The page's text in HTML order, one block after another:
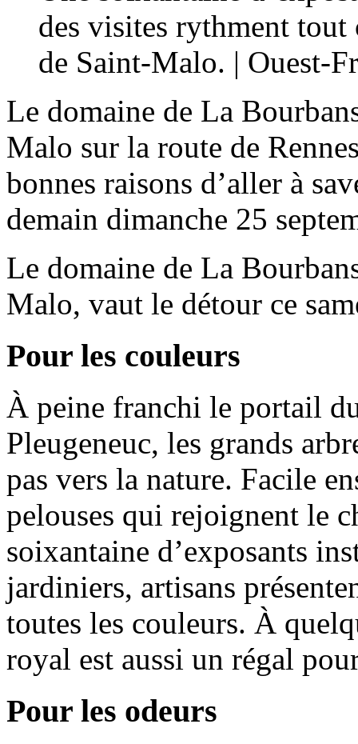
des visites rythment tout
de Saint-Malo. | Ouest-
Le domaine de La
Malo sur la route de
bonnes raisons d’aller à
demain dimanche 25
Le domaine de La
Malo, vaut le détour ce
Pour les couleurs
À peine franchi le portail
Pleugeneuc, les grands
pas vers la nature. Facile
pelouses qui rejoignent le
soixantaine d’exposants
jardiniers, artisans
toutes les couleurs. À
royal est aussi un régal
Pour les odeurs